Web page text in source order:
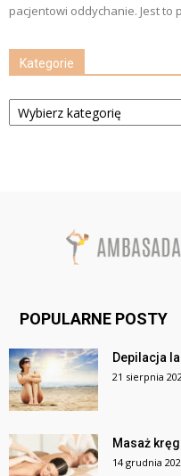
pacjentowi oddychanie. Jest to
Kategorie
Kategorie
POPULARNE POSTY
Depilacja
21 sierpnia
Masaż
14 grudnia